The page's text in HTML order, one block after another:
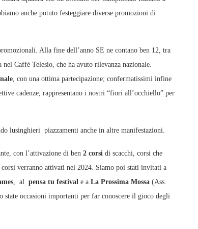
anche potuto festeggiare diverse promozioni di
Alla fine dell’anno SE ne contano ben 12, tra
Caffè Telesio, che ha avuto rilevanza nazionale.
, con una ottima partecipazione; confermatissimi infine
cadenze, rappresentano i nostri “fiori all’occhiello” per
lusinghieri piazzamenti anche in altre manifestazioni.
con l’attivazione di ben 2 corsi di scacchi, corsi che
verranno attivati nel 2024. Siamo poi stati invitati a
, al pensa tu festival e a La Prossima Mossa (Ass.
occasioni importanti per far conoscere il gioco degli